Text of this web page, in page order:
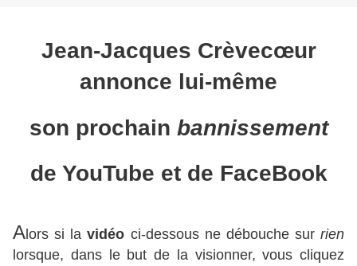
Jean-Jacques Crèvecœur
annonce lui-même
son prochain bannissement
de YouTube et de FaceBook
A lors si lavidéo ci-dessous ne débouche sur rien
lorsque, dans le but de la visionner, vous cliquez